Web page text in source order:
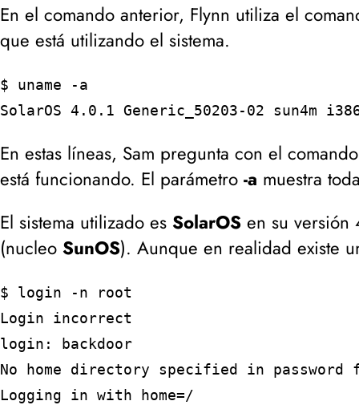
En el comando anterior, Flynn utiliza el
que está utilizando el sistema.
$ uname -a
SolarOS 4.0.1 Generic_50203-02 sun4m i386
En estas líneas, Sam pregunta con el
está funcionando. El parámetro -a muestra
El sistema utilizado es SolarOS en su
(nucleo SunOS). Aunque en realidad existe
$ login -n root
Login incorrect
login: backdoor
No home directory specified in
Logging in with home=/